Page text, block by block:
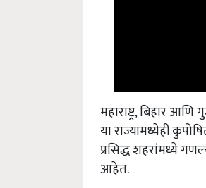
महाराष्ट्र, बिहार
या राज्यांमध्येही
प्रसिद्ध शहरांमध्ये
आहेत.